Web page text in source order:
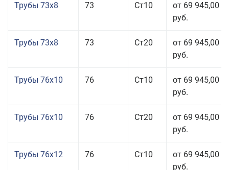
Трубы 73x8 73 Ст10
от 69 945,00
руб.
Трубы 73x8 73 Ст20
от 69 945,00
руб.
Трубы 76x10 76 Ст10
от 69 945,00
руб.
Трубы 76x10 76 Ст20
от 69 945,00
руб.
Трубы 76x12 76 Ст10
от 69 945,00
руб.